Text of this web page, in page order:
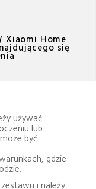
Xiaomi Home
się
używać
lub
być
i należy